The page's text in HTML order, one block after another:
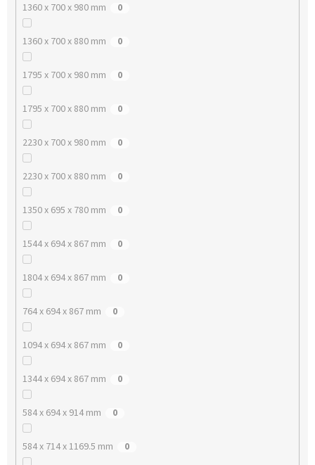
1360 x 700 x 980 mm 0
1360 x 700 x 880 mm 0
1795 x 700 x 980 mm 0
1795 x 700 x 880 mm 0
2230 x 700 x 980 mm 0
2230 x 700 x 880 mm 0
1350 x 695 x 780 mm 0
1544 x 694 x 867 mm 0
1804 x 694 x 867 mm 0
764 x 694 x 867 mm 0
1094 x 694 x 867 mm 0
1344 x 694 x 867 mm 0
584 x 694 x 914 mm 0
584 x 714 x 1169.5 mm 0